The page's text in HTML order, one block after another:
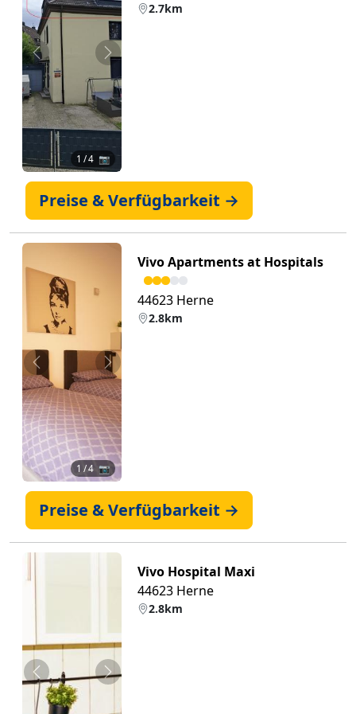
Zurück Weiter
1 / 4 📷
2.7km
Preise & Verfügbarkeit →
Zurück Weiter
1 / 4 📷
Vivo Apartments at Hospitals
44623 Herne
2.8km
Preise & Verfügbarkeit →
Zurück Weiter
Vivo Hospital Maxi
44623 Herne
2.8km